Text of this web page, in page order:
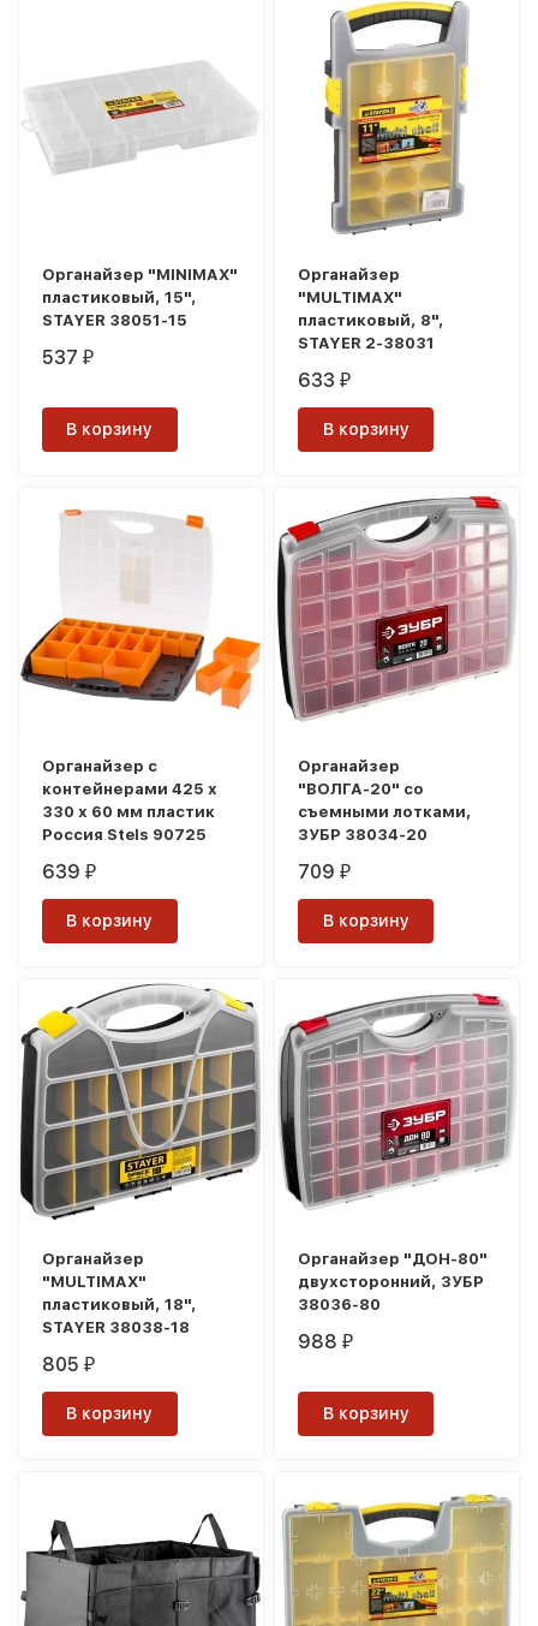
Органайзер "MINIMAX"
пластиковый, 15",
STAYER 38051-15
537₽
В корзину
Органайзер
"MULTIMAX"
пластиковый, 8",
STAYER 2-38031
633₽
В корзину
Органайзер с
контейнерами 425 х
330 х 60 мм пластик
Россия Stels 90725
639₽
В корзину
Органайзер
"ВОЛГА-20" со
съемными лотками,
ЗУБР 38034-20
709₽
В корзину
Органайзер
"MULTIMAX"
пластиковый, 18",
STAYER 38038-18
805₽
В корзину
Органайзер "ДОН-80"
двухсторонний, ЗУБР
38036-80
988₽
В корзину